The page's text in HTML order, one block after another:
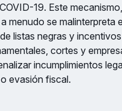
19. Este
menudo se malinterpreta
listas negras y
cortes y
incumplimientos
evasión fiscal.